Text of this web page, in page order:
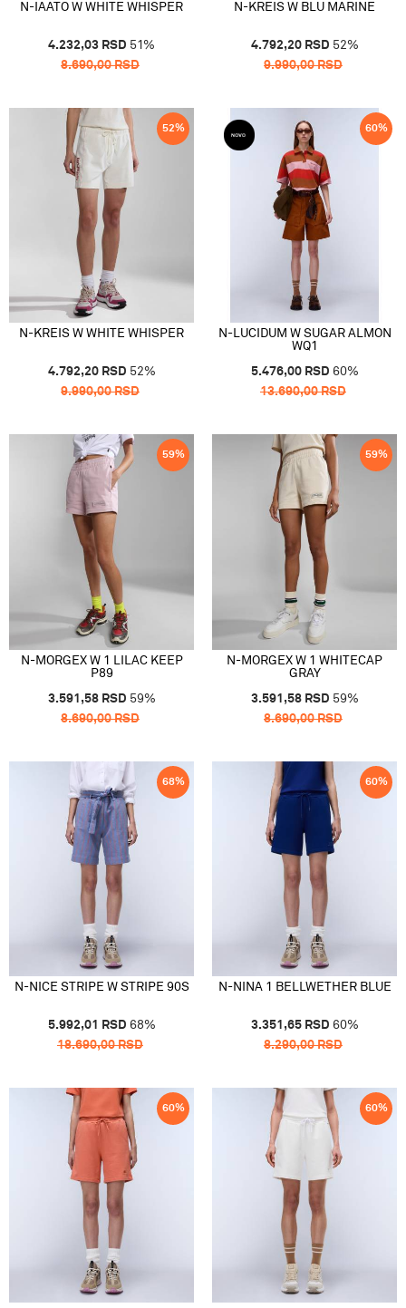
N-IAATO W WHITE WHISPER
4.232,03 RSD 51 %
8.690,00RSD
N-KREIS W BLU MARINE
4.792,20 RSD 52%
9.990,00RSD
52%
N-KREIS W WHITE WHISPER
4.792,20 RSD 52%
9.990,00RSD
60%
N-LUCIDUM W SUGAR ALMON
WQ1
5.476,00 RSD 60%
13.690,00RSD
59%
N-MORGEX W 1 LILAC KEEP
P89
3.591,58 RSD 59%
8.690,00RSD
59%
N-MORGEX W 1 WHITECAP
GRAY
3.591,58 RSD 59%
8.690,00RSD
68%
N-NICE STRIPE W STRIPE 90S
5.992,01 RSD 68%
18.690,00RSD
60%
N-NINA 1 BELLWETHER BLUE
3.351,65 RSD 60%
8.290,00RSD
60% 60%